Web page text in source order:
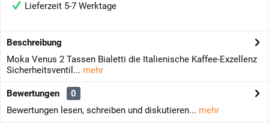
Lieferzeit 5-7 Werktage
Beschreibung
Moka Venus 2 Tassen Bialetti die Italienische Kaffee-Exzellenz
Sicherheitsventil... mehr
Bewertungen
0
Bewertungen lesen, schreiben und diskutieren... mehr